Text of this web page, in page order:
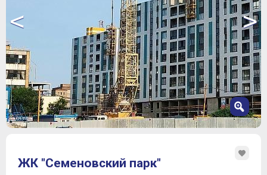
< >
3
ЖК "Семеновский парк"